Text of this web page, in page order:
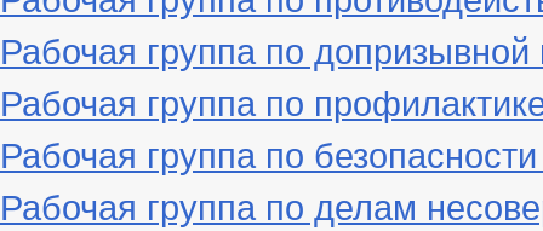
Рабочая группа по
Рабочая группа по
Рабочая группа по
Рабочая группа по делам